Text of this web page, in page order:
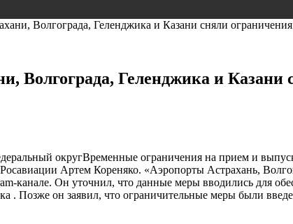
Волгограда, Геленджика и Казани сняли ограничения
Волгограда, Геленджика и Казани
округВременные ограничения на прием и
Росавиации Артем Кореняко. «Аэропорты Астрахань,
канале. Он уточнил, что данные меры вводились для
. Позже он заявил, что ограничительные меры были